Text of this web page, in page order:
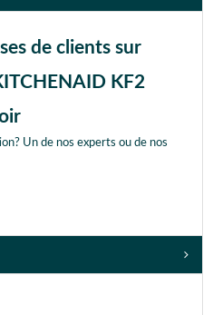
de clients sur
KF2
Un de nos experts ou de nos